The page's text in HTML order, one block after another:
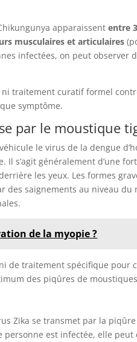
apparaissententre
musculaires et articulaires
infectées, on peut
ni traitement curatif formel
symptôme.
par le moustique
le virus de la dengue
Il s’agit généralement d’une
les yeux. Les formes
des saignements au niveau
de la myopie ?
de traitement spécifique pour
des piqûres de
Zika se transmet par la
personne est infectée, elle